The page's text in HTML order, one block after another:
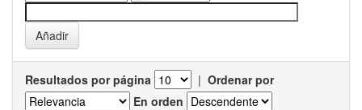
Resultados por página | Ordenar por
En orden